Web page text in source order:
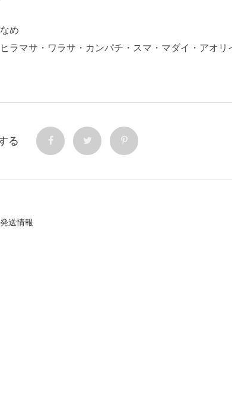
め
ラマサ・ワラサ・カンパチ・スマ・マダイ・ア
る
送情報